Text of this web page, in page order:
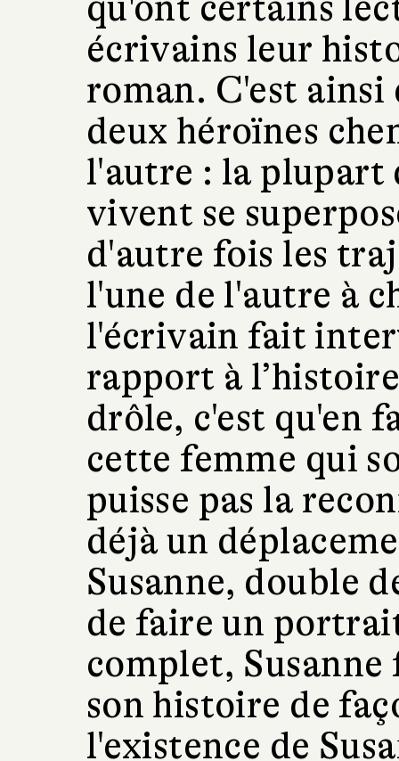
écrivains leur
roman. C'est ainsi
deux héroïnes
l'autre : la plupart
vivent se
d'autre fois les
l'une de l'autre à
l'écrivain fait
rapport à
drôle, c'est qu'en
cette femme qui
puisse pas la
déjà un
Susanne, double
de faire un
complet,
son histoire de
l'existence de